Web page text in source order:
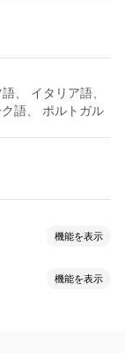
、 イタリア語、
語、 ポルトガル
機能を表示
機能を表示